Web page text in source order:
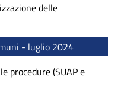
delle
- luglio 2024
procedure (SUAP e